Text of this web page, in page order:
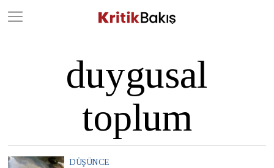
duygusal
toplum
DÜŞÜNCE